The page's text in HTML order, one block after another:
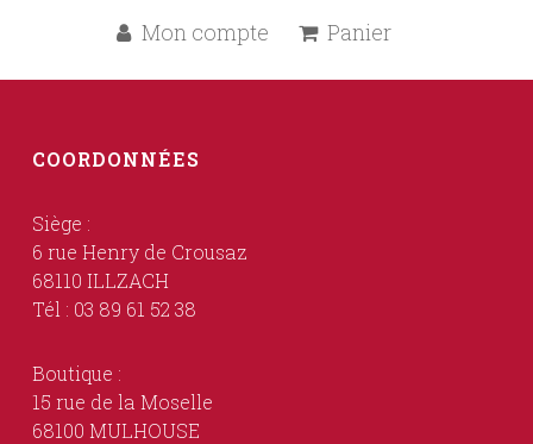
Mon compte Panier
COORDONNÉES
Siège :
6 rue Henry de Crousaz
68110 ILLZACH
Tél : 03 89 61 52 38
Boutique :
15 rue de la Moselle
68100 MULHOUSE